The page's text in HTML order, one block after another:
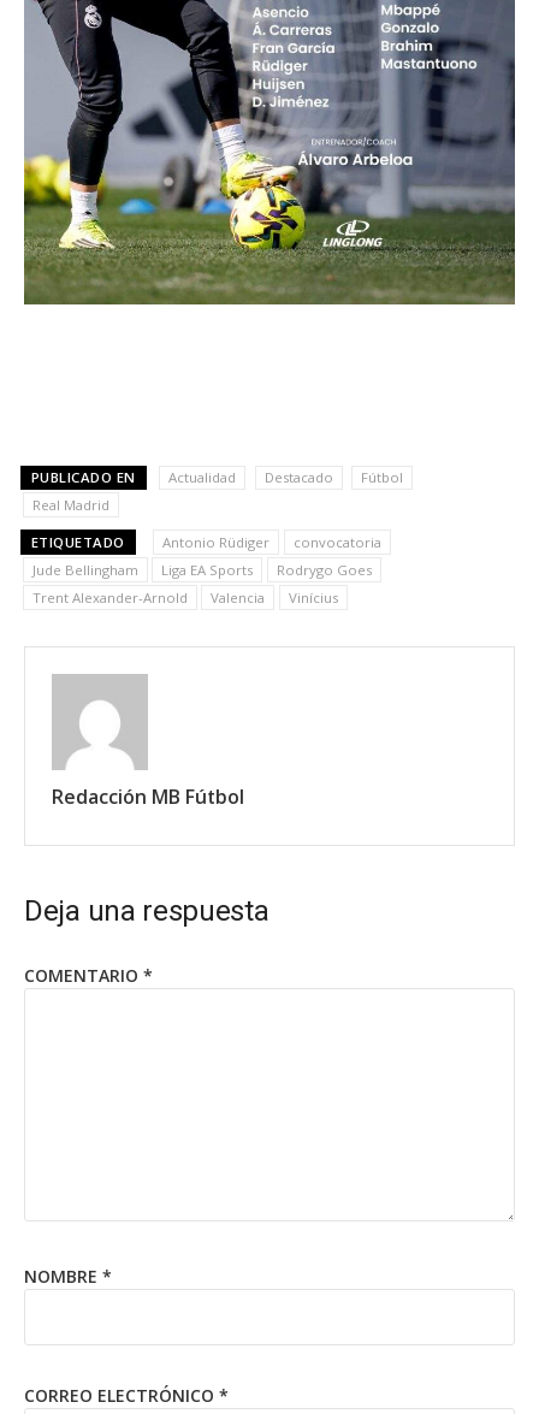
PUBLICADO EN Actualidad Destacado
Fútbol
Real Madrid
ETIQUETADO Antonio Rüdiger
convocatoria
Jude Bellingham
Liga EA Sports
Rodrygo Goes
Trent Alexander-Arnold
Valencia Vinícius
Redacción MB Fútbol
Deja una respuesta
COMENTARIO *
NOMBRE *
CORREO ELECTRÓNICO *